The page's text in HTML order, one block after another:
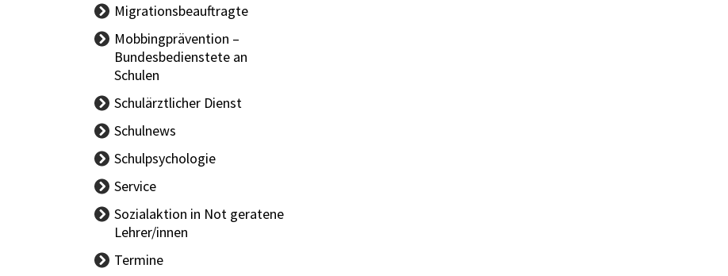
LAND Allgemein
BUND Allgemein
Migrationsbeauftragte
Mobbingprävention –
Bundesbedienstete an
Schulen
Schulärztlicher Dienst
Aktuelles -
Schüler/innengesundheit
Gesundheitsförderung
Schulnews
Schulpsychologie
Team
Angebote
KIS
Service
Sozialaktion in Not geratene
Lehrer/innen
Termine